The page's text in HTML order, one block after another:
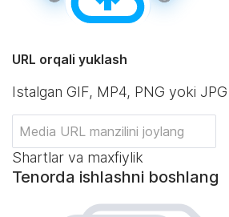
URL orqali yuklash
Istalgan GIF, MP4, PNG yoki JPG
Shartlar va maxfiylik
Tenorda ishlashni boshlang